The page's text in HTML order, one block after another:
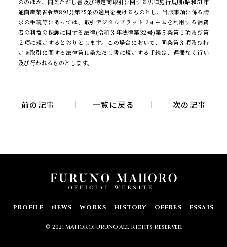
ののほか、同条ただし書及び特定商取引に関する法律施行規則(昭和51年
通商産業省令第89号)第25条の適用を受けるものとし、当該事項に係る請
求の手続等にあっては、取引デジタルプラットフォームを利用する消費
者の利益の保護に関する法律(令和３年法律第32号)第５条第１項及び第
２項に規定するとおりとします。この場合において、同条第３項及び特
定商取引に関する法律第11条ただし書に規定する手続は、遅滞なく行い
及び行われるものとします。
前の記事 一覧に戻る 次の記事
PROFILE NEWS WORKS HISTORY OFFRES ESSAIS
© 2021 MAHOROFURUNO All Rights Reserved.